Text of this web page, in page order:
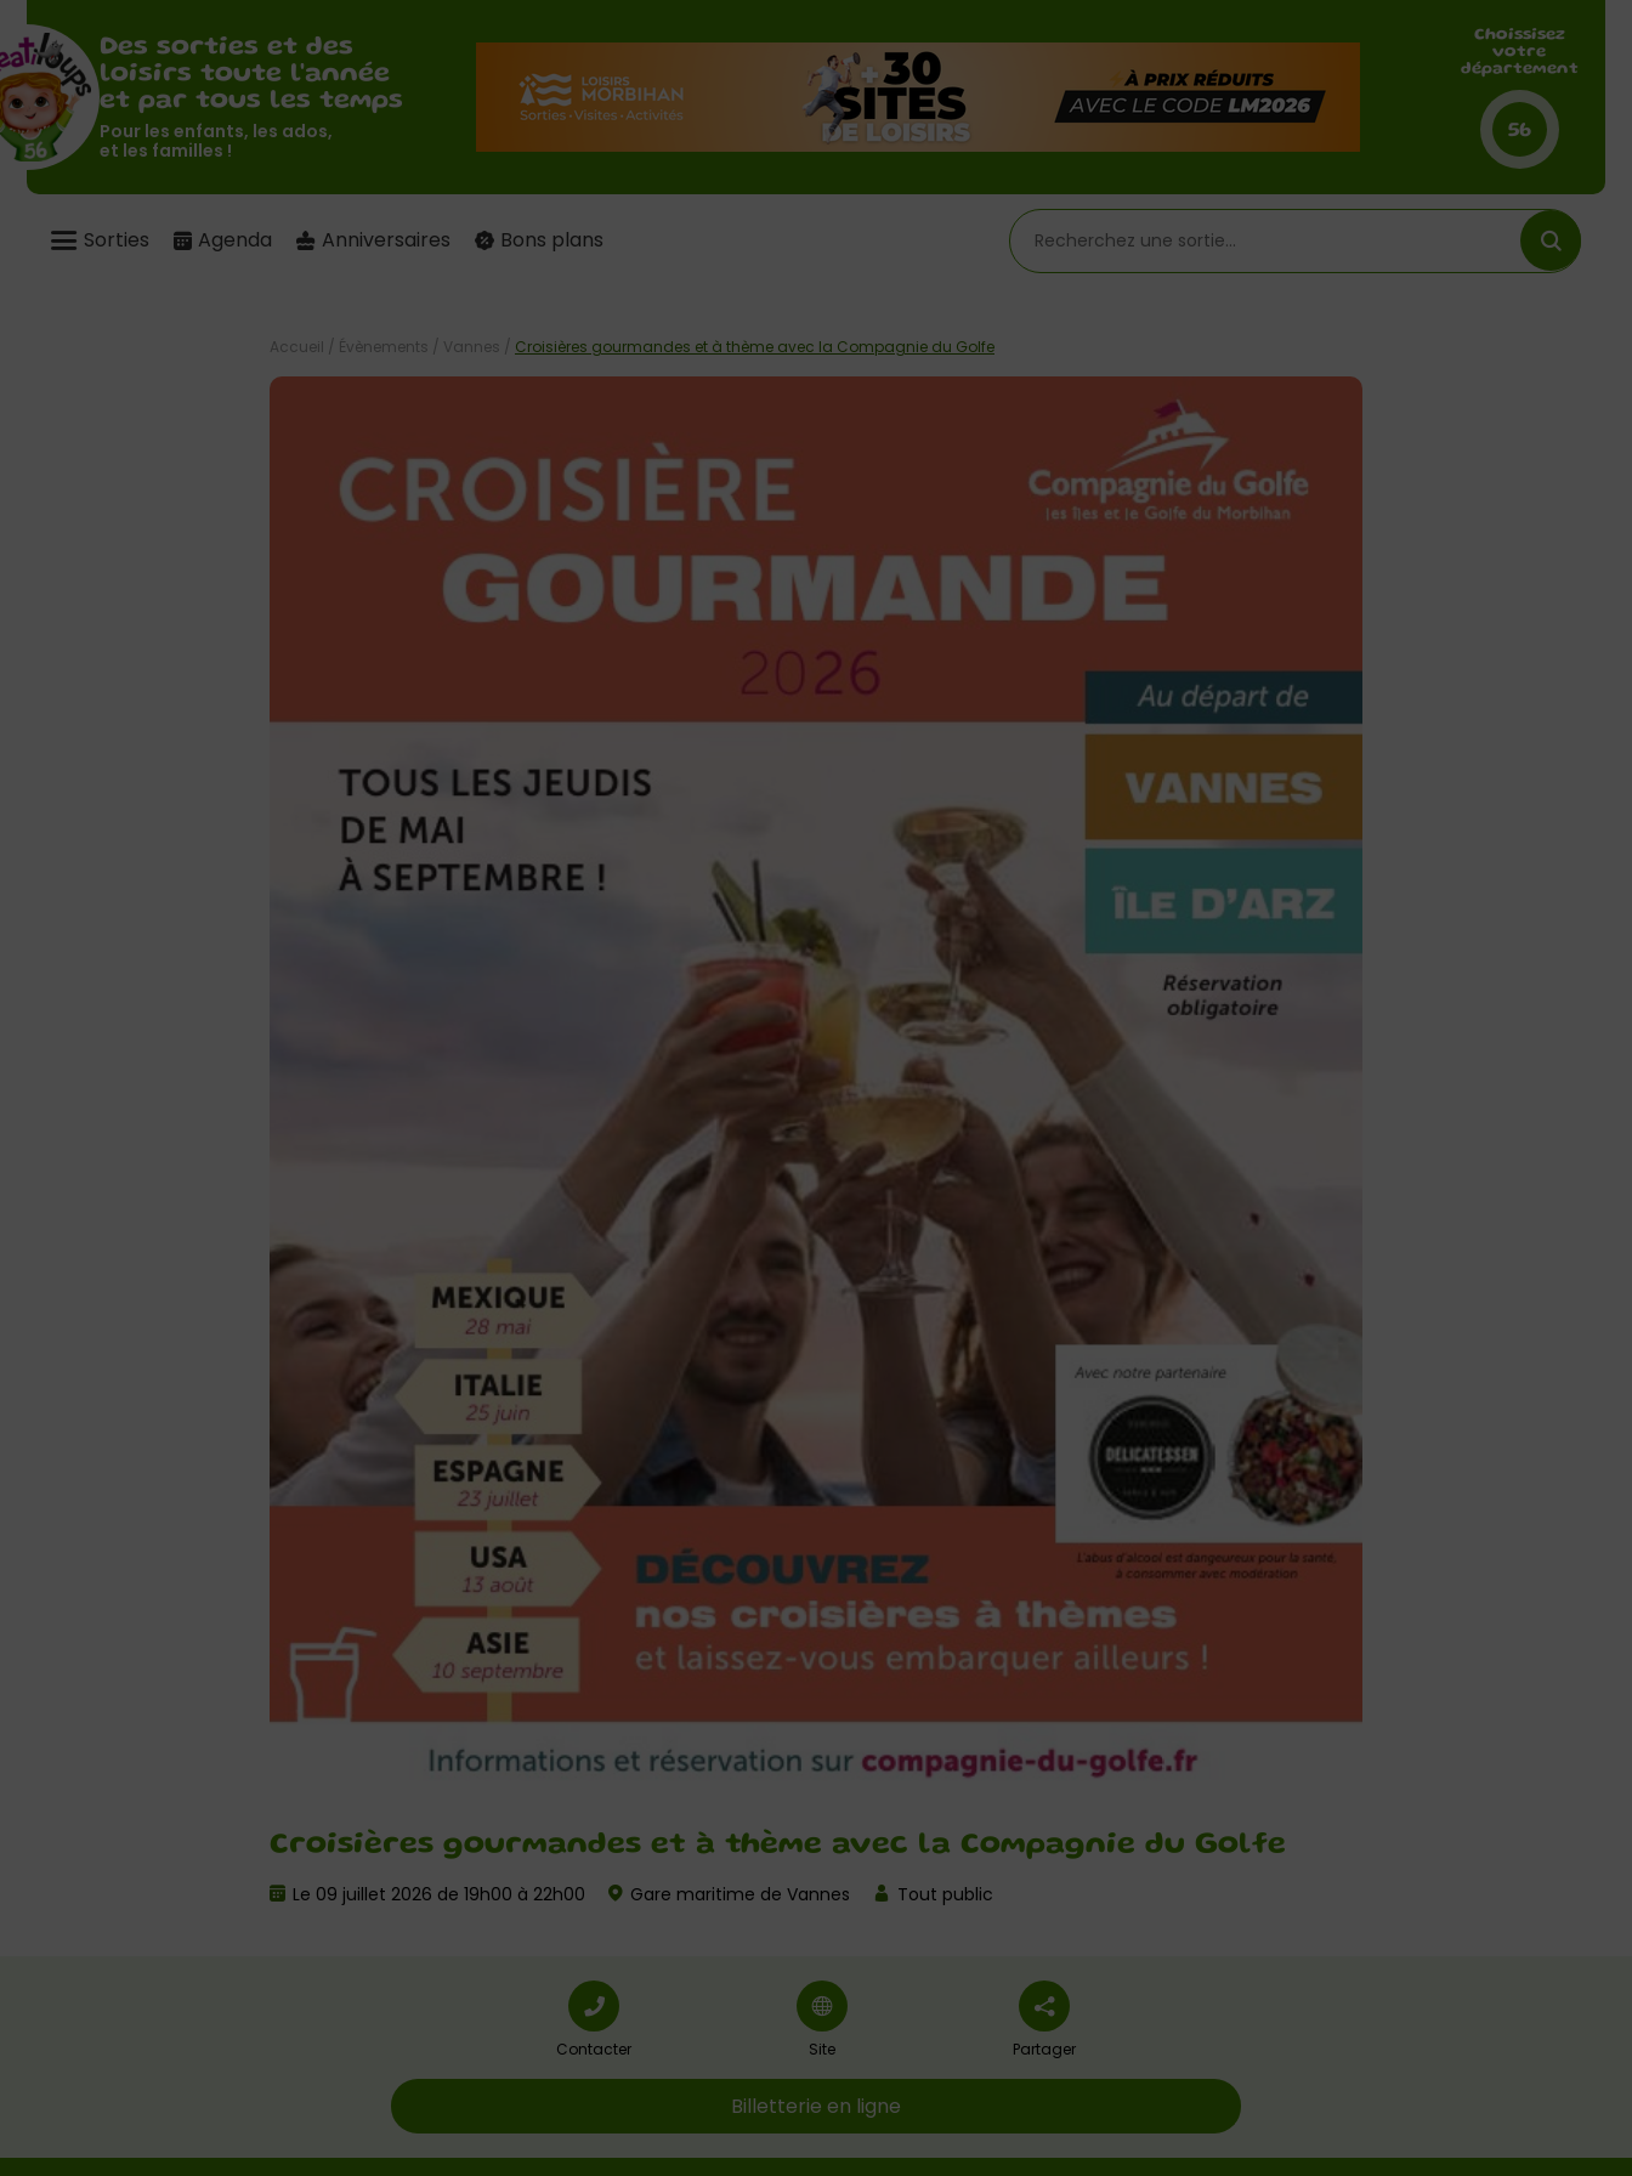
Des sorties et des
loisirs toute l'année
et par tous les temps
Pour les enfants, les ados,
et les familles !
Choissisez
votre
département
56
Sorties Agenda Anniversaires Bons plans
Croisières gourmandes et à thème avec la Compagnie du Golfe
Le 09 juillet 2026 de 19h00 à 22h00 Gare maritime de Vannes Tout public
Accueil / Évènements / Vannes / Croisières gourmandes et à thème avec la Compagnie du Golfe
Contacter Site Partager
Billetterie en ligne